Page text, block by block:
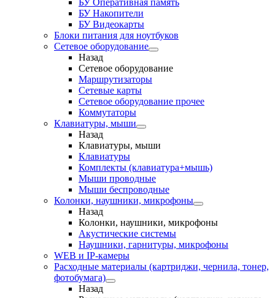
БУ Оперативная память
БУ Накопители
БУ Видеокарты
Блоки питания для ноутбуков
Сетевое оборудование
Назад
Сетевое оборудование
Маршрутизаторы
Сетевые карты
Сетевое оборудование прочее
Коммутаторы
Клавиатуры, мыши
Назад
Клавиатуры, мыши
Клавиатуры
Комплекты (клавиатура+мышь)
Мыши проводные
Мыши беспроводные
Колонки, наушники, микрофоны
Назад
Колонки, наушники, микрофоны
Акустические системы
Наушники, гарнитуры, микрофоны
WEB и IP-камеры
Расходные материалы (картриджи, чернила, тонер,
фотобумага)
Назад